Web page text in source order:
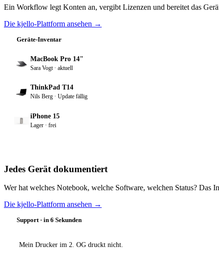
Ein Workflow legt Konten an, vergibt Lizenzen und bereitet das
Die kjello-Plattform ansehen →
Jedes Gerät dokumentiert
Wer hat welches Notebook, welche Software, welchen Status? Das
Die kjello-Plattform ansehen →
Geräte-Inventar
MacBook Pro 14"
Sara Vogt · aktuell
ThinkPad T14
Nils Berg · Update fällig
iPhone 15
Lager · frei
Support · in 6 Sekunden
Mein Drucker im 2. OG druckt nicht.